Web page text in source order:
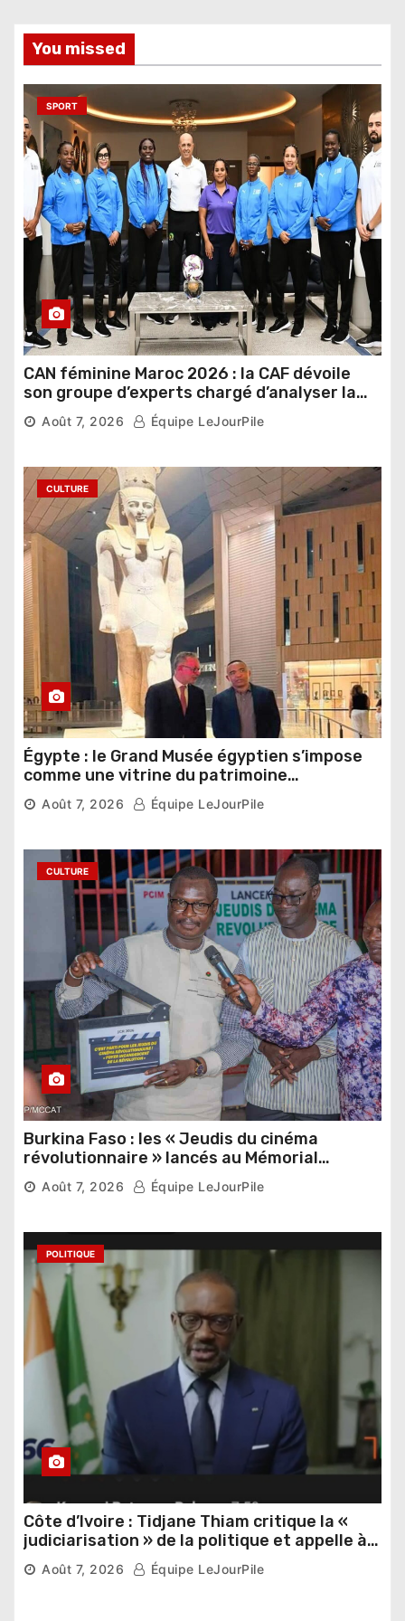
You missed
SPORT
CAN féminine Maroc 2026 : la CAF dévoile
son groupe d’experts chargé d’analyser la
compétition
Août 7, 2026 Équipe LeJourPile
CULTURE
Égypte : le Grand Musée égyptien s’impose
comme une vitrine du patrimoine
pharaonique auprès des dirigeants
étrangers
Août 7, 2026 Équipe LeJourPile
CULTURE
Burkina Faso : les « Jeudis du cinéma
révolutionnaire » lancés au Mémorial
Thomas Sankara
Août 7, 2026 Équipe LeJourPile
POLITIQUE
Côte d’Ivoire : Tidjane Thiam critique la «
judiciarisation » de la politique et appelle à
poursuivre l’apaisement
Août 7, 2026 Équipe LeJourPile